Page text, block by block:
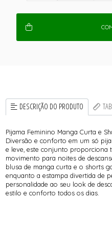
DESCRIÇÃO DO PRODUTO
Pijama Feminino Manga Curta e
Diversão e conforto em um só
e leve, este conjunto proporciona
movimento para noites de
blusa de manga curta e o shorts
enquanto a estampa divertida de
personalidade ao seu look de
estilo e conforto todos os dias.